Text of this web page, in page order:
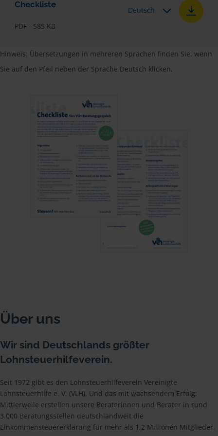
Checkliste
PDF - 585 KB
Deutsch
Hinweis: Übersetzungen in mehreren Sprachen finden Sie, wenn
Sie auf den Pfeil neben der Sprache Deutsch klicken.
Über uns
Wir sind Deutschlands größter
Lohnsteuerhilfeverein.
Seit 1972 gibt es den Lohnsteuerhilfeverein Vereinigte
Lohnsteuerhilfe e. V. (VLH). Und das mit wachsendem Erfolg:
Mittlerweile erstellen unsere Beraterinnen und Berater in rund
3.000 Beratungsstellen deutschlandweit die
Einkommensteuererklärung für mehr als 1,2 Millionen Mitglieder.